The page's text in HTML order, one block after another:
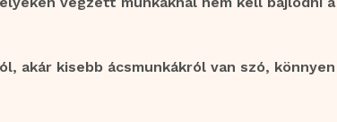
akár kisebb ácsmunkákról van szó, könnyen